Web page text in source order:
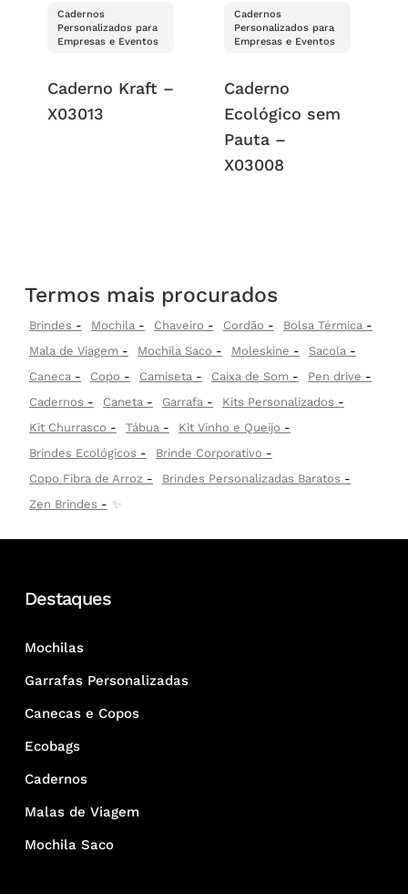
Cadernos
Personalizados para
Empresas e Eventos
Caderno Kraft –
X03013
Cadernos
Personalizados para
Empresas e Eventos
Caderno
Ecológico sem
Pauta –
X03008
Termos mais procurados
Brindes Mochila Chaveiro Cordão
Bolsa Térmica
Mala de Viagem
Mochila Saco Moleskine
Sacola
Caneca
Copo Camiseta Caixa de Som
Pen drive
Cadernos
Caneta Garrafa
Kits Personalizados
Kit Churrasco
Tábua
Kit Vinho e Queijo
Brindes Ecológicos
Brinde Corporativo
Copo Fibra de Arroz
Brindes Personalizadas Baratos
Zen Brindes
✨
Destaques
Mochilas
Garrafas Personalizadas
Canecas e Copos
Ecobags
Cadernos
Malas de Viagem
Mochila Saco